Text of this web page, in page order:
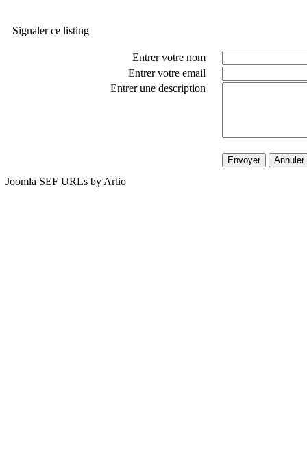
Signaler ce listing
Entrer votre nom
Entrer votre email
Entrer une description
Envoyer Annuler
Joomla SEF URLs by Artio